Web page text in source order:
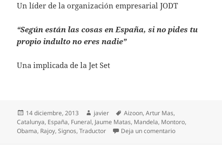
Un líder de la organización empresarial JODT
“Según están las cosas en España, si no pides tu
propio indulto no eres nadie”
Una implicada de la Jet Set
Publicado
el
14 diciembre, 2013 Autor
javier Etiquetas
Aizoon,Artur Mas,
Catalunya, España, Funeral, Jaume Matas, Mandela, Montoro,
Obama, Rajoy,Signos,Traductor Deja un comentarioen La semana